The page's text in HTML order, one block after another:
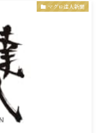
マグロ達人新聞